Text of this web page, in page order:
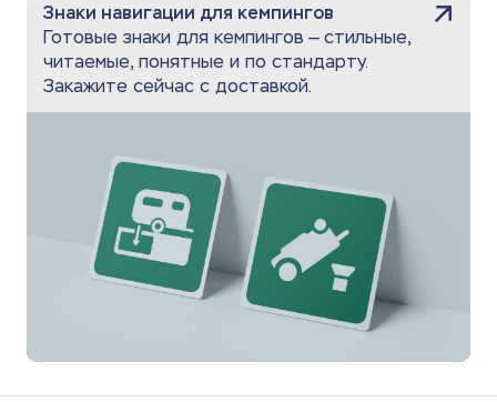
Знаки навигации для кемпингов
Готовые знаки для кемпингов — стильные,
читаемые, понятные и по стандарту.
Закажите сейчас с доставкой.